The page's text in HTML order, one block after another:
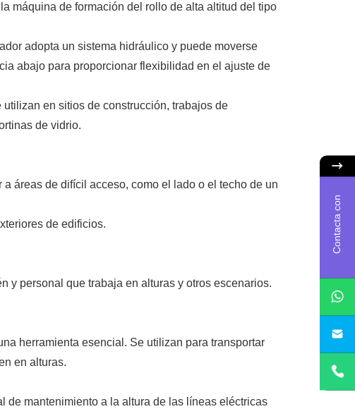
máquina de formación del rollo de alta altitud del tipo
adopta un sistema hidráulico y puede moverse
abajo para proporcionar flexibilidad en el ajuste de
utilizan en sitios de construcción, trabajos de
de vidrio.
áreas de difícil acceso, como el lado o el techo de un
de edificios.
y personal que trabaja en alturas y otros escenarios.
herramienta esencial. Se utilizan para transportar
en alturas.
de mantenimiento a la altura de las líneas eléctricas
C
o
n
t
a
c
t
a
c
o
n
n
o
s
o
t
r
o